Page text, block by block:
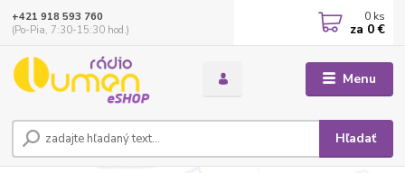
Menu
Hľadať
+421 918 593 760
(Po-Pia, 7:30-15:30 hod.)
0 ks
za 0 €